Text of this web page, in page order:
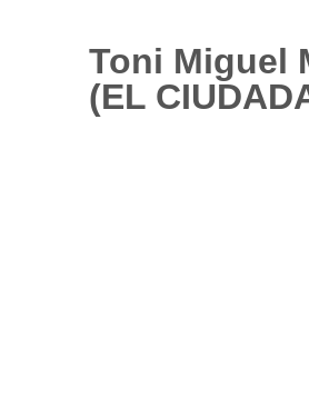
Toni Miguel
(EL